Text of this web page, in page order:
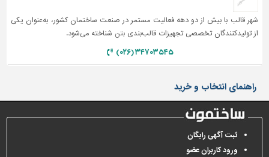
شهر قالب با بیش از دو دهه فعالیت مستمر در صنعت ساختمان کشور، به‌عنوان یکی
از تولیدکنندگان تخصصی تجهیزات قالب‌بندیبتن شناخته می‌شود.
۳۴۷۰۳۵۴۵ (۰۲۶)
راهنمای انتخاب و خرید
ثبت آگهی رایگان
ورود کاربران عضو